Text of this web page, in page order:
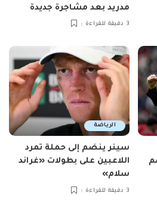
مدريد بعد مشاجرة جديدة
3 دقيقة للقراءة
الرياضة
سينر ينضم إلى حملة تمرد
اللاعبين على بطولات «غراند
سلام»
3 دقيقة للقراءة